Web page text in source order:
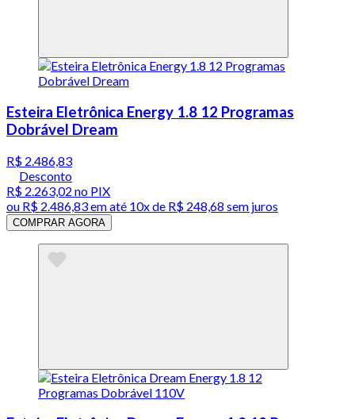
Esteira Eletrônica Energy 1.8 12 Programas
Dobrável Dream
R$ 2.486,83
Desconto
R$ 2.263,02 no PIX
ou R$ 2.486,83em até 10x de R$ 248,68 sem juros
COMPRAR AGORA